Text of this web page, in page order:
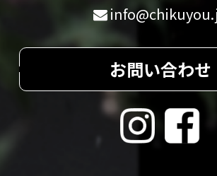
お問い合わせ